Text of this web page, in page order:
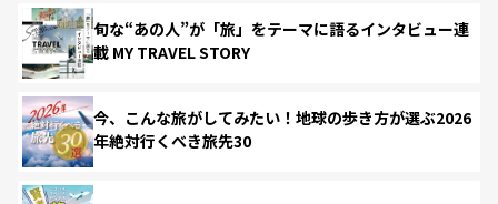
旬な“あの人”が「旅」をテーマに語るインタビュー連
載 MY TRAVEL STORY
今、こんな旅がしてみたい！地球の歩き方が選ぶ2026
年絶対行くべき旅先30